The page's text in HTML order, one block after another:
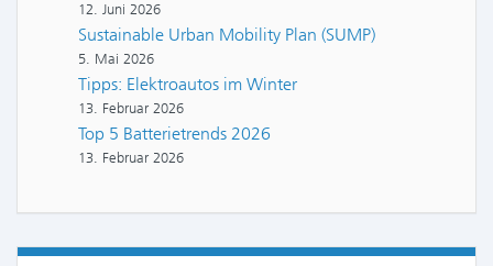
12. Juni 2026
Sustainable Urban Mobility Plan (SUMP)
5. Mai 2026
Tipps: Elektroautos im Winter
13. Februar 2026
Top 5 Batterietrends 2026
13. Februar 2026